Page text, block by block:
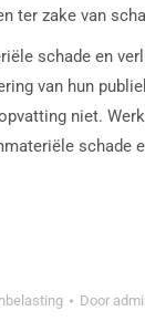
zake van
schade en
van hun
niet.
Door